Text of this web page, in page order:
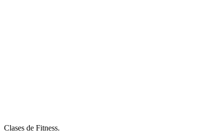
Clases de Fitness.